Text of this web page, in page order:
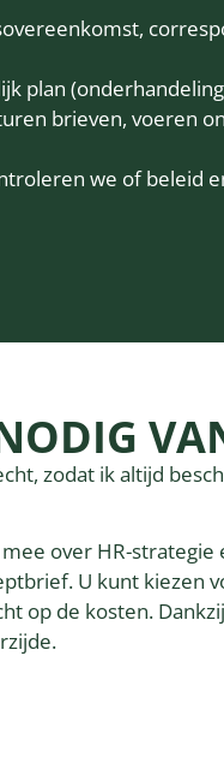
plan
brieven, voeren
we of beleid
zodat ik altijd
over HR-strategie
U kunt kiezen
op de kosten.